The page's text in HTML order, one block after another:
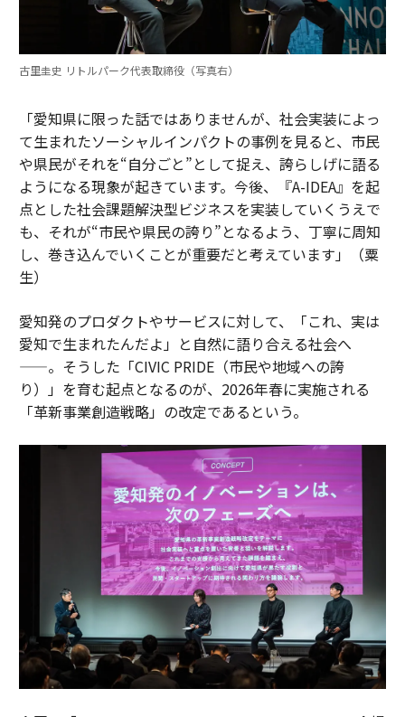
古里圭史 リトルパーク代表取締役（写真右）
「愛知県に限った話ではありませんが、社会実装によっ
て生まれたソーシャルインパクトの事例を見ると、市民
や県民がそれを“自分ごと”として捉え、誇らしげに語る
ようになる現象が起きています。今後、『A-IDEA』を起
点とした社会課題解決型ビジネスを実装していくうえで
も、それが“市民や県民の誇り”となるよう、丁寧に周知
し、巻き込んでいくことが重要だと考えています」（粟
生）
愛知発のプロダクトやサービスに対して、「これ、実は
愛知で生まれたんだよ」と自然に語り合える社会へ
——。そうした「CIVIC PRIDE（市民や地域への誇
り）」を育む起点となるのが、2026年春に実施される
「革新事業創造戦略」の改定であるという。